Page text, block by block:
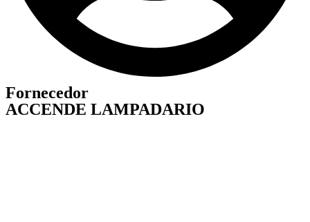
Fornecedor
ACCENDE LAMPADARIO